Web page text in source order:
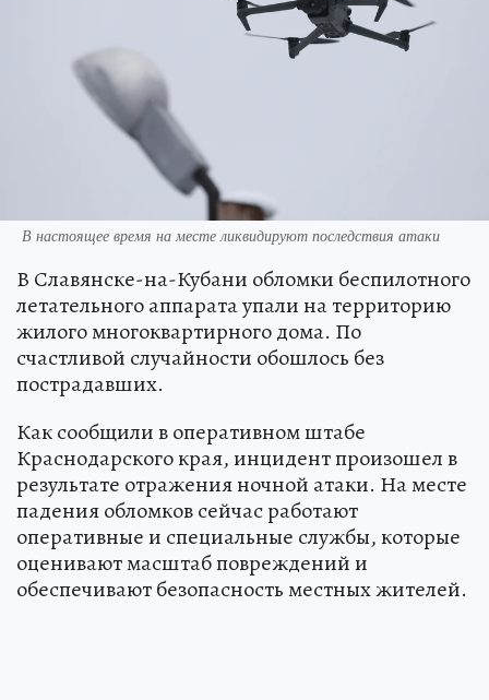
В настоящее время на месте ликвидируют последствия атаки
В Славянске-на-Кубани обломки беспилотного
летательного аппарата упали на территорию
жилого многоквартирного дома. По
счастливой случайности обошлось без
пострадавших.
Как сообщили в оперативном штабе
Краснодарского края, инцидент произошел в
результате отражения ночной атаки. На месте
падения обломков сейчас работают
оперативные и специальные службы, которые
оценивают масштаб повреждений и
обеспечивают безопасность местных жителей.